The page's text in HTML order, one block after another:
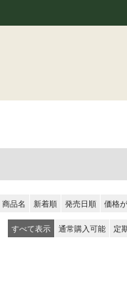
商品名 新着順 発売日順 価格
すべて表示 通常購入可能 定